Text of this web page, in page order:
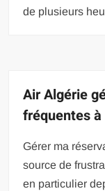
de plusieurs
Air Algérie
fréquentes
Gérer ma
source de
en particulier